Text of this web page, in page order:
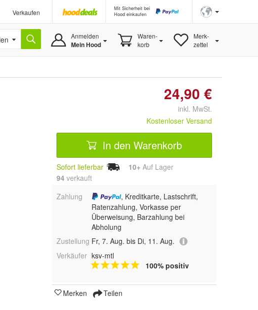
Verkaufen
Mit Sicherheit bei
Hood einkaufen
Anmelden
Mein Hood
Waren-
korb
Merk-
zettel
24,90 €
inkl. MwSt.
Kostenloser Versand
In den Warenkorb
Sofort lieferbar 10+ Auf Lager
94 verkauft
Zahlung
, Kreditkarte, Lastschrift,
Ratenzahlung, Vorkasse per
Überweisung, Barzahlung bei
Abholung
Zustellung Fr, 7. Aug. bis Di, 11. Aug.
Verkäufer ksv-mtl
100% positiv
Merken Teilen